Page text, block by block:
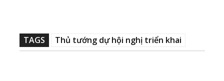
TAGS Thủ tướng dự hội nghị triển khai